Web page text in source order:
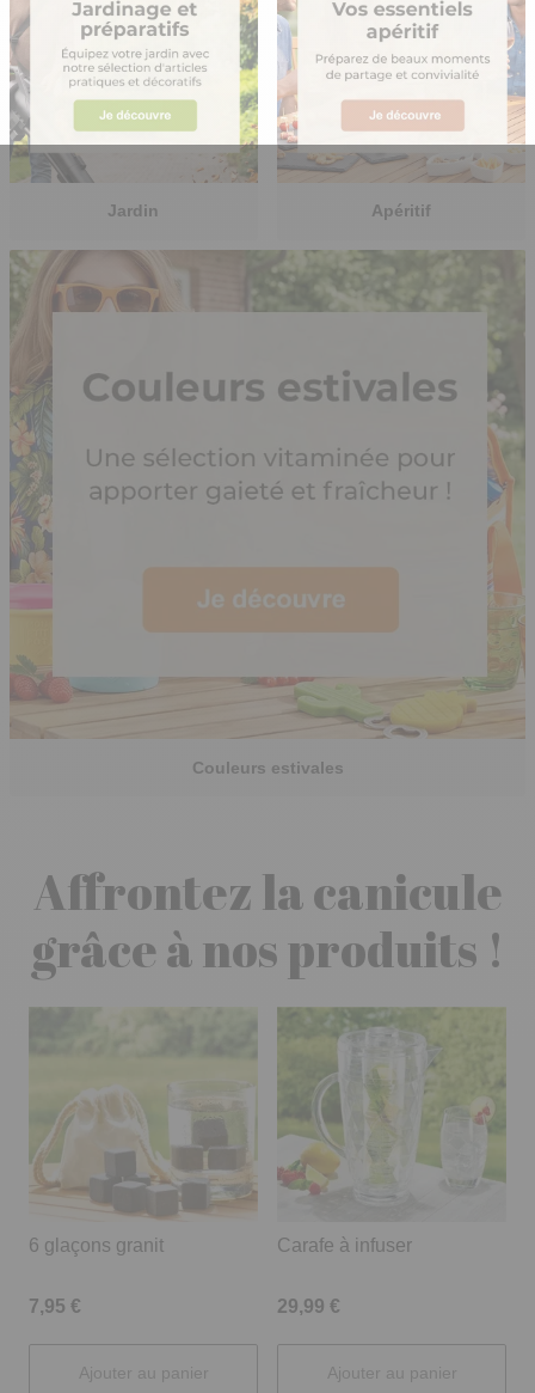
Jardin Apéritif
Couleurs estivales
Affrontez la canicule
grâce à nos produits !
6 glaçons granit
7,95 €
Ajouter au panier
Carafe à infuser
29,99 €
Ajouter au panier